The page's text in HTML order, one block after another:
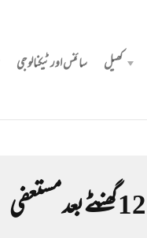
کھیل سائنس اور ٹیکنالوجی